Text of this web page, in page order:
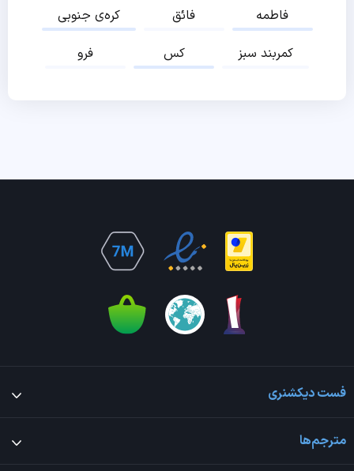
کره‌ی جنوبی
فائق
فاطمه
فرو
کس کمربند سبز
فست دیکشنری
مترجم‌ها